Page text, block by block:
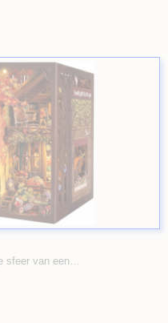
sfeer van een…